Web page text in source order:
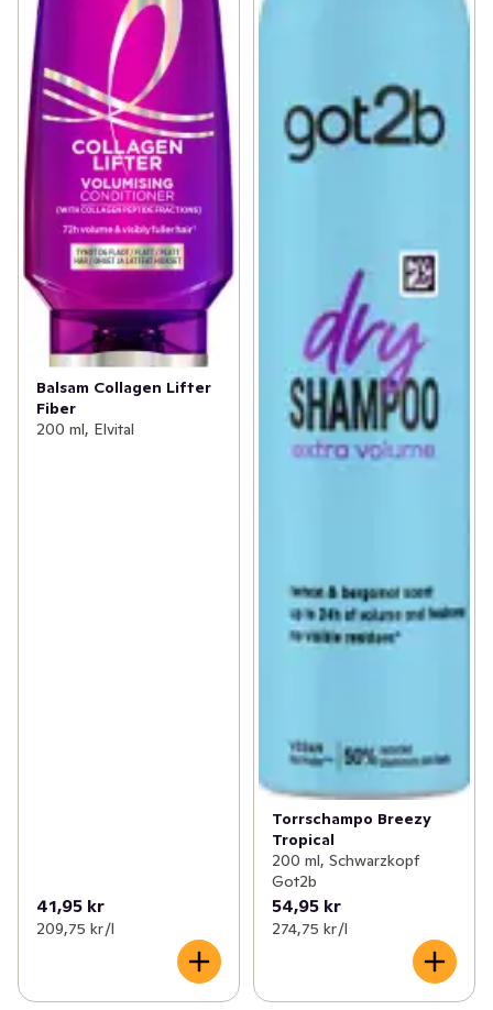
Balsam Collagen Lifter
Fiber
200 ml, Elvital
41,95 kr
209,75 kr /l
Torrschampo Breezy
Tropical
200 ml, Schwarzkopf
Got2b
54,95 kr
274,75 kr /l